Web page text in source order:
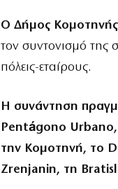
Ο Δήμος Κομοτηνής
τον συντονισμό της
πόλεις-εταίρους.
Η συνάντηση
Pentágono Urbano,
την Κομοτηνή, το
Zrenjanin, τη